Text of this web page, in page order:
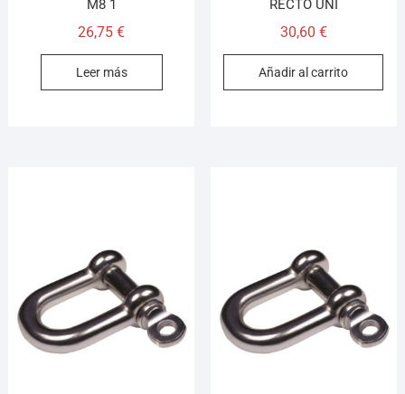
M8 1
26,75€
Leer más
RECTO UNI
30,60 €
Añadir al carrito